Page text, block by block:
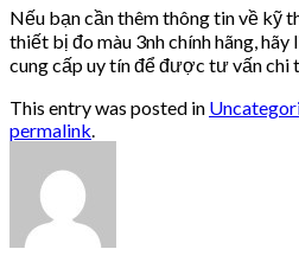
Nếu bạn cần thêm thông tin về kỹ
thiết bị đo màu 3nh chính hãng, hãy
cung cấp uy tín để được tư vấn chi
This entry was posted in
permalink.